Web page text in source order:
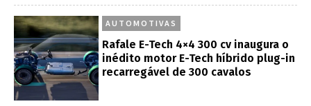
AUTOMOTIVAS
Rafale E-Tech 4×4 300 cv inaugura o
inédito motor E-Tech híbrido plug-in
recarregável de 300 cavalos